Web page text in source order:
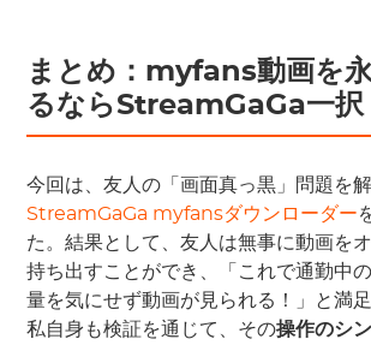
まとめ：myfans動画を
るならStreamGaGa一択
今回は、友人の「画面真っ黒」問題を
StreamGaGa myfansダウンローダー
た。結果として、友人は無事に動画を
持ち出すことができ、「これで通勤中
量を気にせず動画が見られる！」と満
私自身も検証を通じて、その操作のシ